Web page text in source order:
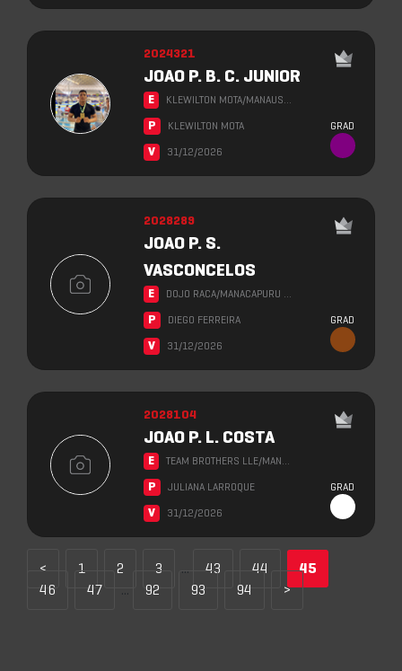
2024321
JOAO P. B. C. JUNIOR
E KLEWILTON MOTA/MANAUS…
P KLEWILTON MOTA
V 31/12/2026
GRAD
2028289
JOAO P. S.
VASCONCELOS
E DOJO RACA/MANACAPURU …
P DIEGO FERREIRA
V 31/12/2026
GRAD
2028104
JOAO P. L. COSTA
E TEAM BROTHERS LLE/MAN…
P JULIANA LARROQUE
V 31/12/2026
GRAD
< 1 2 3 ... 43 44
45
46
47 ... 92 93 94 >